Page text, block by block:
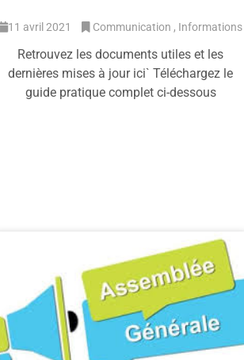
11 avril 2021 Communication Informations
Retrouvez les documents utiles et les
dernières mises à jour ici` Téléchargez le
guide pratique complet ci-dessous